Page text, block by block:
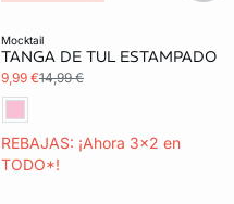
mocktail
TANGA DE TUL ESTAMPADO
9,99 €14,99 €
REBAJAS: ¡Ahora 3x2 en
TODO*!